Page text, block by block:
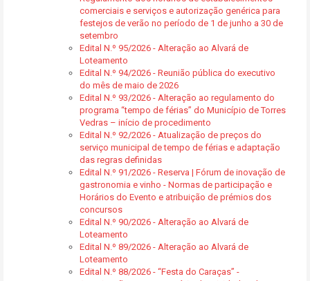
comerciais e serviços e autorização genérica para
festejos de verão no período de 1 de junho a 30 de
setembro
Edital N.º 95/2026 - Alteração ao Alvará de
Loteamento
Edital N.º 94/2026 - Reunião pública do executivo
do mês de maio de 2026
Edital N.º 93/2026 - Alteração ao regulamento do
programa “tempo de férias” do Município de Torres
Vedras – início de procedimento
Edital N.º 92/2026 - Atualização de preços do
serviço municipal de tempo de férias e adaptação
das regras definidas
Edital N.º 91/2026 - Reserva | Fórum de inovação de
gastronomia e vinho - Normas de participação e
Horários do Evento e atribuição de prémios dos
concursos
Edital N.º 90/2026 - Alteração ao Alvará de
Loteamento
Edital N.º 89/2026 - Alteração ao Alvará de
Loteamento
Edital N.º 88/2026 - “Festa do Caraças” -